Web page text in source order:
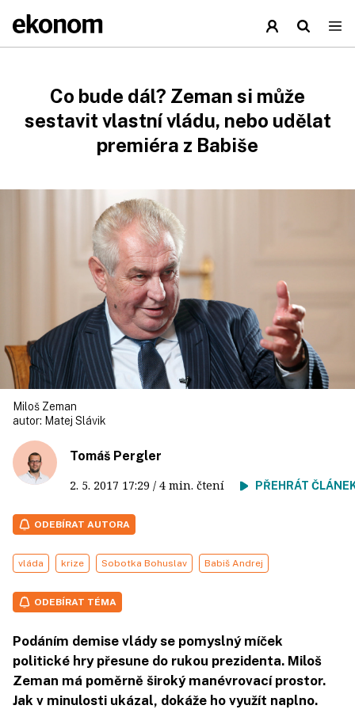
Co bude dál? Zeman si může
sestavit vlastní vládu, nebo udělat
premiéra z Babiše
Miloš Zeman
autor: Matej Slávik
Tomáš Pergler
2. 5. 2017 17:29 / 4 min. čtení PŘEHRÁT
ODEBÍRAT AUTORA
vláda krize Sobotka Bohuslav Babiš Andrej
ODEBÍRAT TÉMA
Podáním demise vlády se pomyslný míček
politické hry přesune do rukou prezidenta. Miloš
Zeman má poměrně široký manévrovací prostor.
Jak v minulosti ukázal, dokáže ho využít naplno.